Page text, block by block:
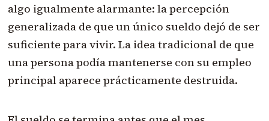
algo igualmente alarmante: la percepción
generalizada de que un único sueldo dejó de ser
suficiente para vivir. La idea tradicional de que
una persona podía mantenerse con su empleo
principal aparece prácticamente destruida.